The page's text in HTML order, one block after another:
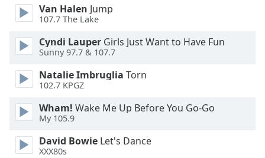
Font
Size
Text
Edge
Family
Van Halen Jump
107.7 The Lake
Cyndi Lauper Girls Just Want to Have Fun
Sunny 97.7 & 107.7
Natalie Imbruglia Torn
102.7 KPGZ
Wham! Wake Me Up Before You Go-Go
My 105.9
David Bowie Let's Dance
XXX80s